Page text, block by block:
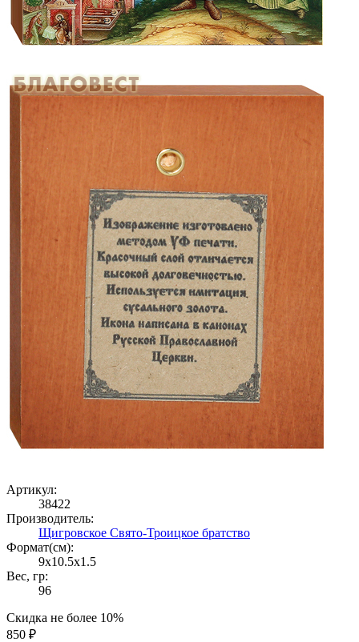
Артикул:
38422
Производитель:
Щигровское Свято-Троицкое братство
Формат(cм):
9x10.5x1.5
Вес, гр:
96
Скидка не более 10%
850 ₽